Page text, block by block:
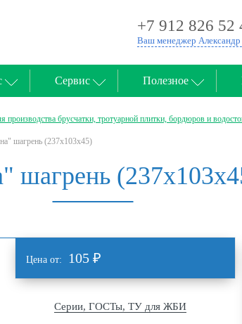
+7 912 826 52
Ваш менеджер Александр
Сервис Полезное
брусчатки, тротуарной плитки, бордюров и
шагрень (237х103х45)
шагрень
Цена от: 105 ₽
Серии, ГОСТы, ТУ для ЖБИ